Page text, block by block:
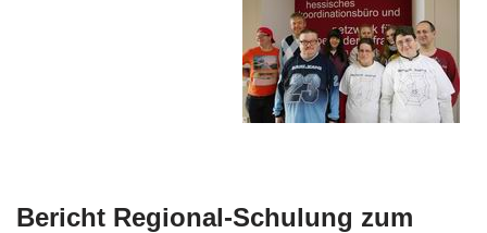
Bericht Regional-Schulung zum